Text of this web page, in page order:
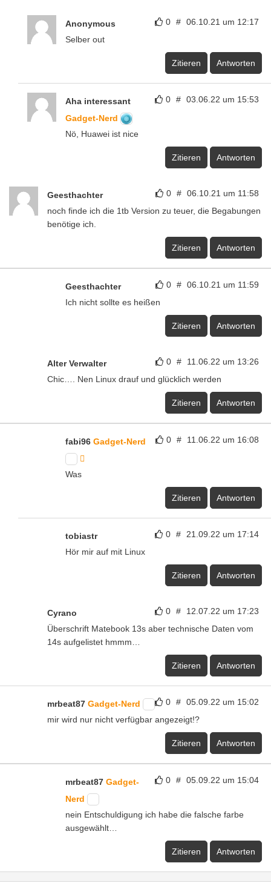
0 # 06.10.21 um 12:17
Anonymous
Selber out
Zitieren Antworten
0 # 03.06.22 um 15:53
Aha interessant
Gadget-Nerd
Nö, Huawei ist nice
Zitieren Antworten
0 # 06.10.21 um 11:58
Geesthachter
noch finde ich die 1tb Version zu teuer, die Begabungen
benötige ich.
Zitieren Antworten
0 # 06.10.21 um 11:59
Geesthachter
Ich nicht sollte es heißen
Zitieren Antworten
0 # 11.06.22 um 13:26
Alter Verwalter
Chic…. Nen Linux drauf und glücklich werden
Zitieren Antworten
0 # 11.06.22 um 16:08
fabi96 Gadget-Nerd
Was
Zitieren Antworten
0 # 21.09.22 um 17:14
tobiastr
Hör mir auf mit Linux
Zitieren Antworten
0 # 12.07.22 um 17:23
Cyrano
Überschrift Matebook 13s aber technische Daten vom
14s aufgelistet hmmm…
Zitieren Antworten
0 # 05.09.22 um 15:02
mrbeat87 Gadget-Nerd
mir wird nur nicht verfügbar angezeigt!?
Zitieren Antworten
0 # 05.09.22 um 15:04
mrbeat87 Gadget-
Nerd
nein Entschuldigung ich habe die falsche farbe
ausgewählt…
Zitieren Antworten